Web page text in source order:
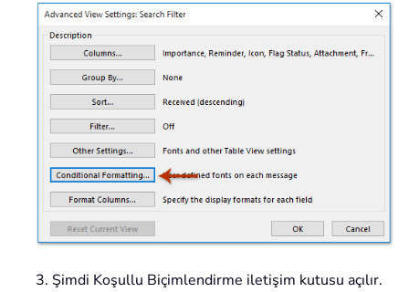
3. Şimdi Koşullu Biçimlendirme iletişim kutusu açılır.